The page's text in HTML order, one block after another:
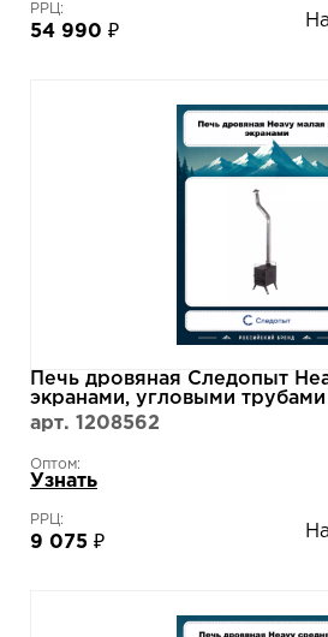
РРЦ:
54 990 ₽
Печь дровяная Следопыт
экранами, угловыми
арт. 1208562
Оптом:
Узнать
РРЦ:
9 075 ₽